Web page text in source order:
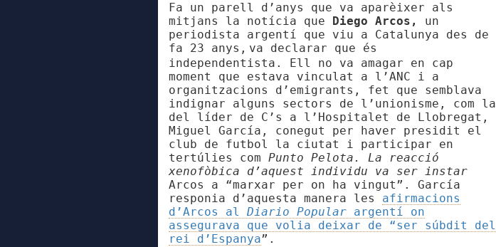
Fa un parell d’anys que va aparèixer als
mitjans la notícia que
Diego Arcos, un
periodista argentí que viu a Catalunya des de
fa 23 anys, va declarar que és
independentista.
Ell no va amagar en cap
moment que estava vinculat a l’ANC i a
organitzacions d’emigrants, fet que semblava
indignar alguns sectors de l’unionisme, com la
del líder de C’s a l’Hospitalet de Llobregat,
Miguel García, conegut per haver presidit el
club de futbol la ciutat i participar en
tertúlies com Punto Pelota. La reacció
xenofòbica d’aquest individu va ser instar
Arcos a “marxar per on ha vingut”. García
responia d’aquesta manera les afirmacions
d’Arcos al Diario Popular argentí on
assegurava que volia deixar de “ser súbdit del
rei d’Espanya” .